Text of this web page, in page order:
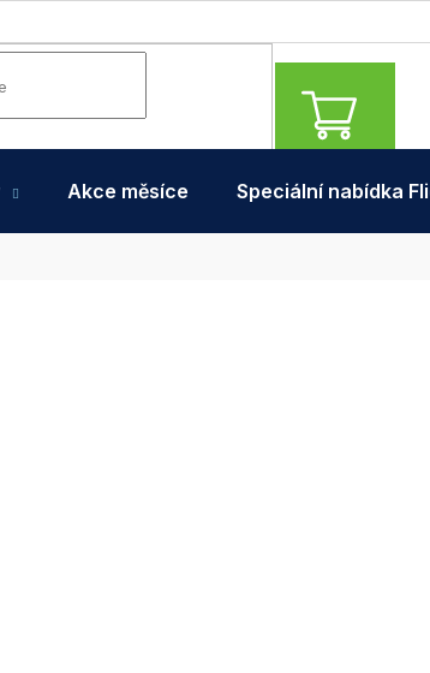
NÁKUPNÍ
KOŠÍK
Akce měsíce Speciální nabídka